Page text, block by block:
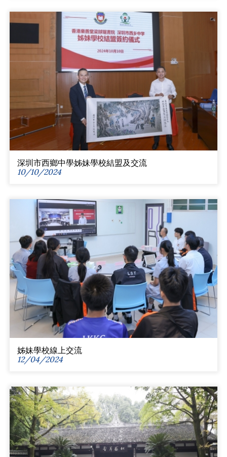
深圳市西鄉中學姊妹學校結盟及交流
10/10/2024
姊妹學校線上交流
12/04/2024